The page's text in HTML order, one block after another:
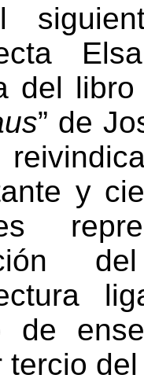
del libro
” de
y
de
tercio